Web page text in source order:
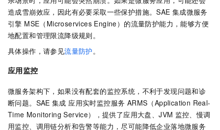
造成雪崩效应，因此有必要采取一些保护措施。SAE 集成微服务
引擎 MSE（Microservices Engine） 的流量防护能力，能够方便
地配置和管理限流降级规则。
具体操作，请参见流量防护。
应用监控
微服务架构下，如果没有配套的监控系统，不利于发现问题和诊
断问题。 SAE 集成 应用实时监控服务 ARMS（Application Real-
Time Monitoring Service）
，提供了应用大盘、JVM 监控、慢调
用监控、调用链分析和告警等能力，尽可能降低企业落地微服务